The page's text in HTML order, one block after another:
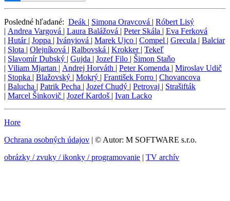
Posledné hľadané: Deák | Simona Oravcová | Róbert Lisý
| Andrea Vargová | Laura Balážová | Peter Skála | Eva Ferková
| Hutár | Joppa | Iványiová | Marek Ujco | Compel | Grecula | Balciar
| Slota | Olejníková | Ralbovská | Krokker | Tekeľ
| Slavomír Dubský | Gujda | Jozef Filo | Šimon Staňo
| Viliam Mjartan | Andrej Horváth | Peter Komenda | Miroslav Udič
| Stopka | Blažovský | Mokrý | František Forro | Chovancova
| Balucha | Patrik Pecha | Jozef Chudý | Petrovaj | Strašifták
| Marcel Šinkovič | Jozef Kardoš | Ivan Lacko
Hore
Ochrana osobných údajov | © Autor: M SOFTWARE s.r.o.
obrázky / zvuky / ikonky / programovanie | TV archív